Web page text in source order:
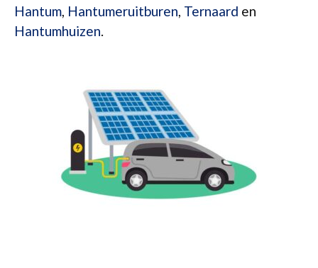
Hantum, Hantumeruitburen, Ternaard en
Hantumhuizen.